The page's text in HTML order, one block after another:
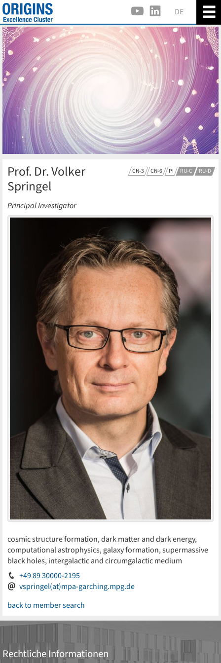
DE
CN-3 CN-6 PI RU-C RU-D
Prof. Dr. Volker
Springel
Principal Investigator
cosmic structure formation, dark matter and dark energy,
computational astrophysics, galaxy formation, supermassive
black holes, intergalactic and circumgalactic medium
+49 89 30000-2195
vspringel(at)mpa-garching.mpg.de
back to member search
Rechtliche Informationen